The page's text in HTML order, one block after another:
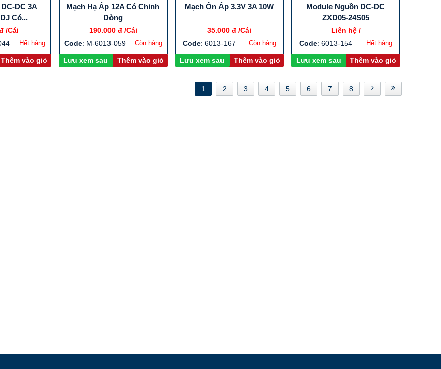
DC 3A
Có...
/Cái
Hết hàng
Thêm vào giỏ
Mạch Hạ Áp 12A Có Chỉnh
Dòng
190.000 đ/Cái
Code: M-6013-059 Còn hàng
Lưu xem sau Thêm vào giỏ
Mạch Ổn Áp 3.3V 3A 10W
35.000 đ /Cái
Code: 6013-167 Còn hàng
Lưu xem sau Thêm vào giỏ
Module Nguồn DC-DC
ZXD05-24S05
Liên hệ /
Code: 6013-154 Hết hàng
Lưu xem sau Thêm vào giỏ
1 2 3 4 5 6 7 8